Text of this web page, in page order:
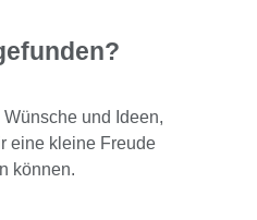
und Ideen,
eine kleine Freude
können.